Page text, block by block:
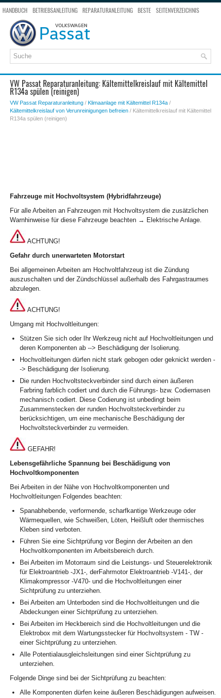
HANDBUCH BETRIEBSANLEITUNG REPARATURANLEITUNG BESTE
SEITENVERZEICHNIS
SEITENSUCHE
VW Passat Reparaturanleitung: Kältemittelkreislauf mit Kältemittel
R134a spülen (reinigen)
VW Passat Reparaturanleitung / Klimaanlage mit Kältemittel R134a /
Kältemittelkreislauf von Verunreinigungen befreien / Kältemittelkreislauf mit Kältemittel
R134a spülen (reinigen)
Fahrzeuge mit Hochvoltsystem (Hybridfahrzeuge)
Für alle Arbeiten an Fahrzeugen mit Hochvoltsystem die zusätzlichen
Warnhinweise für diese Fahrzeuge beachten → Elektrische Anlage.
ACHTUNG!
Gefahr durch unerwarteten Motorstart
Bei allgemeinen Arbeiten am Hochvoltfahrzeug ist die Zündung
auszuschalten und der Zündschlüssel außerhalb des Fahrgastraumes
abzulegen.
ACHTUNG!
Umgang mit Hochvoltleitungen:
Stützen Sie sich oder Ihr Werkzeug nicht auf Hochvoltleitungen und
deren Komponenten ab --> Beschädigung der Isolierung.
Hochvoltleitungen dürfen nicht stark gebogen oder geknickt werden -
-> Beschädigung der Isolierung.
Die runden Hochvoltsteckverbinder sind durch einen äußeren
Farbring farblich codiert und durch die Führungs- bzw. Codiernasen
mechanisch codiert. Diese Codierung ist unbedingt beim
Zusammenstecken der runden Hochvoltsteckverbinder zu
berücksichtigen, um eine mechanische Beschädigung der
Hochvoltsteckverbinder zu vermeiden.
GEFAHR!
Lebensgefährliche Spannung bei Beschädigung von
Hochvoltkomponenten
Bei Arbeiten in der Nähe von Hochvoltkomponenten und
Hochvoltleitungen Folgendes beachten:
Spanabhebende, verformende, scharfkantige Werkzeuge oder
Wärmequellen, wie Schweißen, Löten, Heißluft oder thermisches
Kleben sind verboten.
Führen Sie eine Sichtprüfung vor Beginn der Arbeiten an den
Hochvoltkomponenten im Arbeitsbereich durch.
Bei Arbeiten im Motorraum sind die Leistungs- und Steuerelektronik
für Elektroantrieb -JX1-, derFahrmotor Elektroantrieb -V141-, der
Klimakompressor -V470- und die Hochvoltleitungen einer
Sichtprüfung zu unterziehen.
Bei Arbeiten am Unterboden sind die Hochvoltleitungen und die
Abdeckungen einer Sichtprüfung zu unterziehen.
Bei Arbeiten im Heckbereich sind die Hochvoltleitungen und die
Elektrobox mit dem Wartungsstecker für Hochvoltsystem - TW -
einer Sichtprüfung zu unterziehen.
Alle Potentialausgleichsleitungen sind einer Sichtprüfung zu
unterziehen.
Folgende Dinge sind bei der Sichtprüfung zu beachten:
Alle Komponenten dürfen keine äußeren Beschädigungen aufweisen.